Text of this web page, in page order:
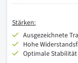
Stärken:
Ausgezeichnete
Hohe
Optimale